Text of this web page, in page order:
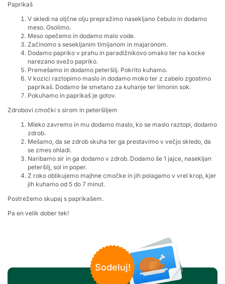
Paprikaš
V skledi na oljčne olju prepražimo nasekljano čebulo in dodamo
meso. Osolimo.
Meso opečemo in dodamo malo vode.
Začinomo s sesekljanim timijanom in majaronom.
Dodamo papriko v prahu in paradižnikovo omako ter na kocke
narezano svežo papriko.
Premešamo in dodamo peteršilj. Pokrito kuhamo.
V kozici raztopimo maslo in dodamo moko ter z zabelo zgostimo
paprikaš. Dodamo še smetano za kuhanje ter limonin sok.
Pokuhamo in paprikaš je gotov.
Zdrobovi cmočki s sirom in peteršiljem
Mleko zavremo in mu dodamo maslo, ko se maslo raztopi, dodamo
zdrob.
Mešamo, da se zdrob skuha ter ga prestavimo v večjo skledo, da
se zmes ohladi.
Naribamo sir in ga dodamo v zdrob. Dodamo še 1 jajce, nasekljan
peteršilj, sol in poper.
Z roko oblikujemo majhne cmočke in jih polagamo v vrel krop, kjer
jih kuhamo od 5 do 7 minut.
Postrežemo skupaj s paprikašem.
Pa en velik dober tek!
Sodeluj!